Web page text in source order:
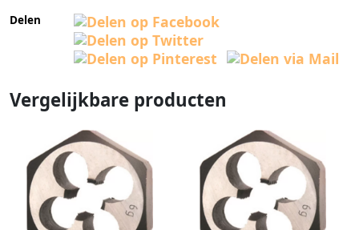
Delen
Vergelijkbare producten